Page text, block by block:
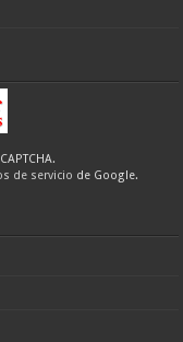
de servicio de Google.